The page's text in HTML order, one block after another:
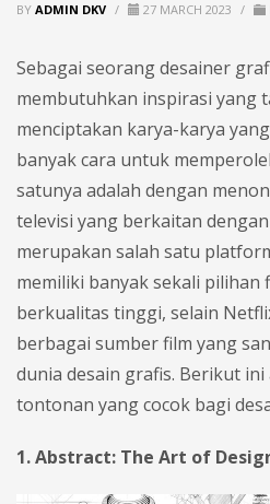
BY ADMIN DKV / 27 MARCH 2023 /
Sebagai seorang desainer
membutuhkan inspirasi yang
menciptakan karya-karya
banyak cara untuk
satunya adalah dengan
televisi yang berkaitan
merupakan salah satu
memiliki banyak sekali pilihan
berkualitas tinggi, selain
berbagai sumber film yang
dunia desain grafis. Berikut
tontonan yang cocok bagi
1. Abstract: The Art of